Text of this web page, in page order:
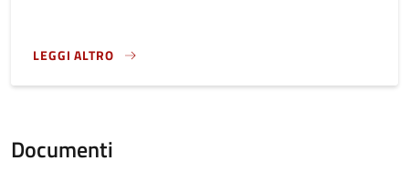
LEGGI ALTRO
}
Documenti